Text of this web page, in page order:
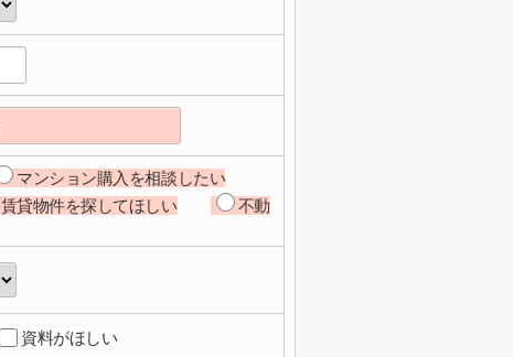
マンション購入を相談したい
賃貸物件を探してほしい
不動
資料がほしい